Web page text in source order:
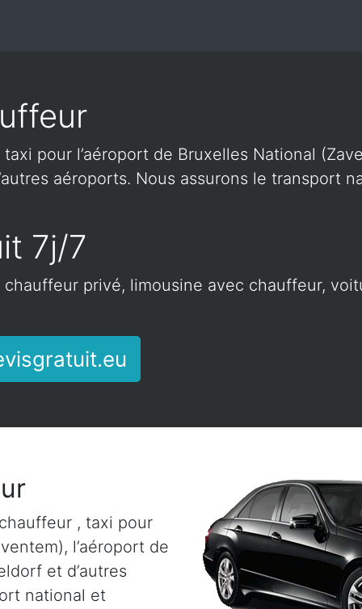
pour l’aéroport de Bruxelles National
aéroports. Nous assurons le transport
7j/7
privé, limousine avec chauffeur,
, taxi pour
l’aéroport de
et d’autres
national et